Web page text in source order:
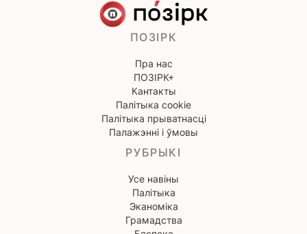
ПОЗІРК
Пра нас
ПОЗІРК+
Кантакты
Палітыка cookie
Палітыка прыватнасці
Палажэнні і ўмовы
РУБРЫКІ
Усе навіны
Палітыка
Эканоміка
Грамадства